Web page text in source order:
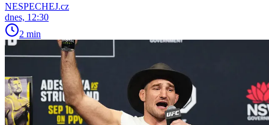
NESPECHEJ.cz
dnes, 12:30
2 min